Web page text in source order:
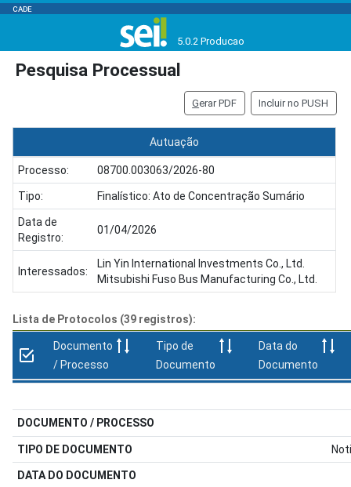
CADE
5.0.2 Producao
Pesquisa Processual
Gerar PDF Incluir no PUSH
Autuação
Processo: 08700.003063/2026-80
Tipo: Finalístico: Ato de Concentração Sumário
Data de
Registro:
01/04/2026
Interessados:
Lin Yin International Investments Co., Ltd.
Mitsubishi Fuso Bus Manufacturing Co., Ltd.
Lista de Protocolos (39 registros):
Documento
/ Processo
Tipo de
Documento
Data do
Documento